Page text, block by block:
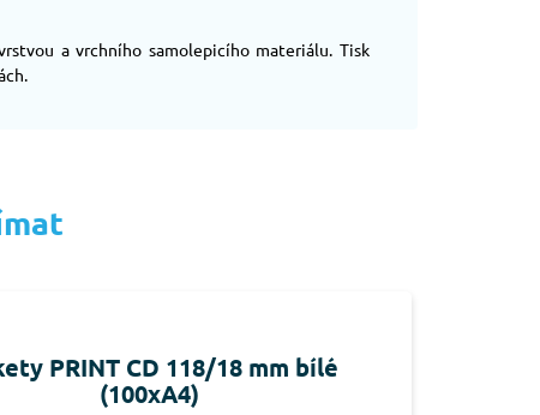
a vrchního samolepicího materiálu. Tisk
PRINT CD 118/18 mm bílé
(100xA4)